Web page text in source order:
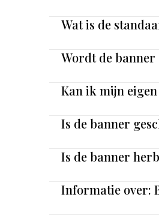
Wat is de
Wordt de banner
Kan ik mijn
Is de banner
Is de banner
Informatie over: